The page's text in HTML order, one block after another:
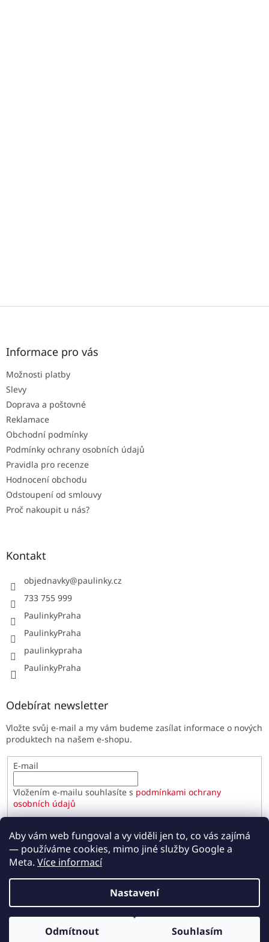
Aby vám web fungoval a vy viděli jen to, co vás zajímá
— používáme cookies, mimo jiné služby Google a
Meta. Více informací
Nastavení
Odmítnout Souhlasím
Z
Informace pro vás
Možnosti platby
Slevy
Doprava a poštovné
Reklamace
Obchodní podmínky
Podmínky ochrany osobních údajů
Pravidla pro recenze
Hodnocení obchodu
Odstoupení od smlouvy
Proč nakoupit u nás?
Kontakt
objednavky@paulinky.cz
733 755 999
PaulinkyPraha
PaulinkyPraha
paulinkypraha
PaulinkyPraha
Odebírat newsletter
Vložte svůj e-mail a my vám budeme zasílat informace o nových
produktech na našem e-shopu.
E-mail
Vložením e-mailu souhlasíte s podmínkami ochrany
osobních údajů
PŘIHLÁSIT SE
Paulínky.cz. Všechna práva vyhrazena.
Upravit nastavení cookies